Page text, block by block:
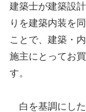
建築士が建築設
りを建築内装を
ことで、建築・
施主にとってお
す。
白を基調にした